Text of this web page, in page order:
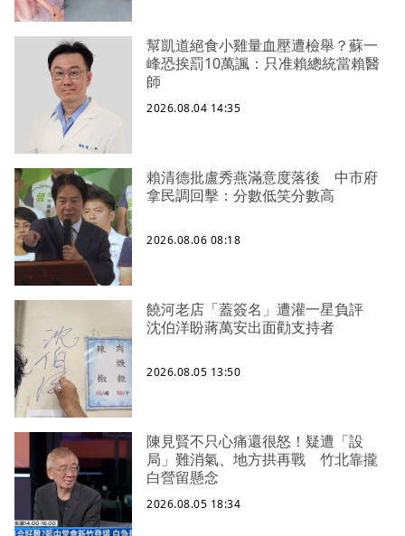
幫凱道絕食小雞量血壓遭檢舉？蘇一
峰恐挨罰10萬諷：只准賴總統當賴醫
師
2026.08.04 14:35
賴清德批盧秀燕滿意度落後 中市府
拿民調回擊：分數低笑分數高
2026.08.06 08:18
饒河老店「蓋簽名」遭灌一星負評
沈伯洋盼蔣萬安出面勸支持者
2026.08.05 13:50
陳見賢不只心痛還很怒！疑遭「設
局」難消氣、地方拱再戰 竹北靠攏
白營留懸念
2026.08.05 18:34